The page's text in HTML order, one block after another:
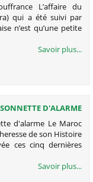
L’affaire du
qui a été suivi par
n’est qu’une petite
Savoir plus...
D'ALARME
d'alarme Le Maroc
de son Histoire
ces cinq dernières
Savoir plus...